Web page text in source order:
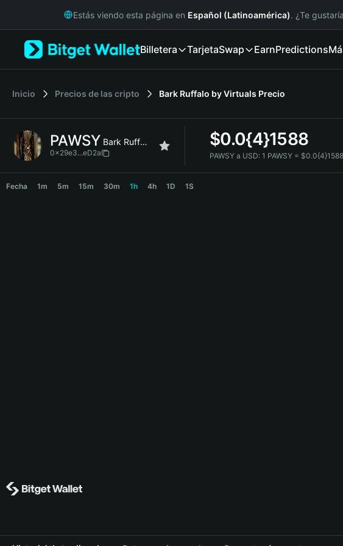
Русский
Italiano
简体中文
繁體中文
Bahasa Indonesia
Estás viendo esta página en Español (Latinoamérica). ¿Te
Billetera TarjetaSwap EarnPredictions
Inicio Precios de las cripto Bark Ruffalo by Virtuals Precio
PAWSY Bark Ruffalo by Virtuals
0x29e3...eD2a
$0.0{4}1588
PAWSY a USD: 1 PAWSY =
Fecha 1m 5m 15m 30m 1h 4h 1D 1S